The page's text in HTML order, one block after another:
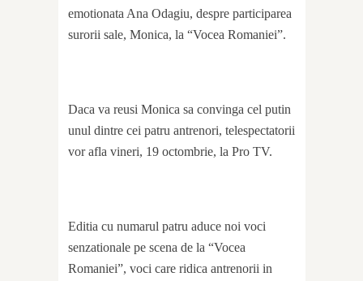
emotionata Ana Odagiu, despre participarea
surorii sale, Monica, la “Vocea Romaniei”.
Daca va reusi Monica sa convinga cel putin
unul dintre cei patru antrenori, telespectatorii
vor afla vineri, 19 octombrie, la Pro TV.
Editia cu numarul patru aduce noi voci
senzationale pe scena de la “Vocea
Romaniei”, voci care ridica antrenorii in